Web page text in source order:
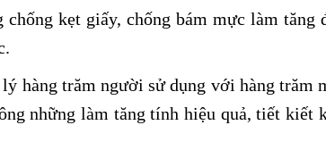
kẹt giấy, chống bám mực làm tăng
hàng trăm người sử dụng với hàng trăm
những làm tăng tính hiệu quả, tiết